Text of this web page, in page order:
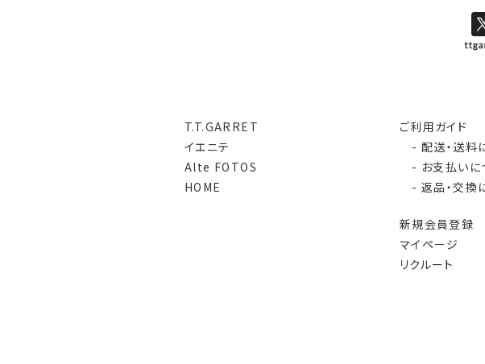
T.T.GARRET
イエニテ
Alte FOTOS
HOME
ご利用ガイド
- 配送・送料
- お支払いに
- 返品・交換
新規会員登録
マイページ
リクルート